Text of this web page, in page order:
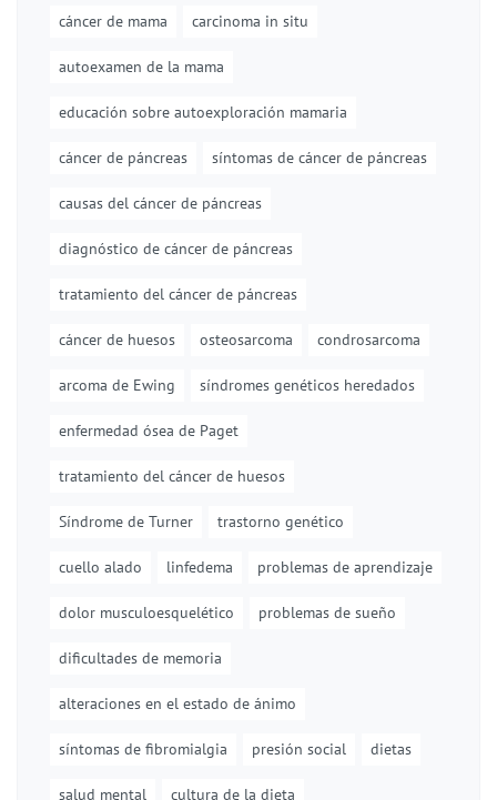
cáncer de mama carcinoma in situ
autoexamen de la mama
educación sobre autoexploración mamaria
cáncer de páncreas síntomas de cáncer de páncreas
causas del cáncer de páncreas
diagnóstico de cáncer de páncreas
tratamiento del cáncer de páncreas
cáncer de huesos osteosarcoma condrosarcoma
arcoma de Ewing síndromes genéticos heredados
enfermedad ósea de Paget
tratamiento del cáncer de huesos
Síndrome de Turner trastorno genético
cuello alado linfedema problemas de aprendizaje
dolor musculoesquelético problemas de sueño
dificultades de memoria
alteraciones en el estado de ánimo
síntomas de fibromialgia presión social dietas
salud mental cultura de la dieta